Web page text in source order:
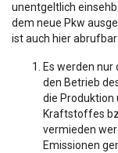
unentgeltlich
dem neue Pkw
ist auch hier abrufbar:
Es werden nur
den Betrieb
die Produktion
Kraftstoffes
vermieden
Emissionen